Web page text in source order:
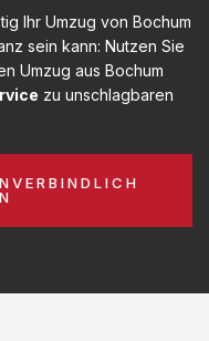
Ihr Umzug von Bochum
sein kann: Nutzen Sie
Umzug aus Bochum
zu unschlagbaren